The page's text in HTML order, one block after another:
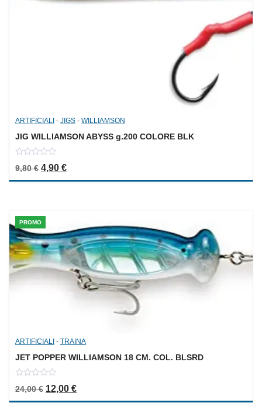
ARTIFICIALI - JIGS - WILLIAMSON
JIG WILLIAMSON ABYSS g.200 COLORE BLK
out
9,80€ Il prezzo originale era: 9,80 €.
4,90 €Il prezzo attuale è: 4,90 €.
PROMO
ARTIFICIALI - TRAINA
JET POPPER WILLIAMSON 18 CM. COL. BLSRD
out
of
24,00€ Il prezzo originale era: 24,00 €.
12,00 €Il prezzo attuale è: 12,00 €.